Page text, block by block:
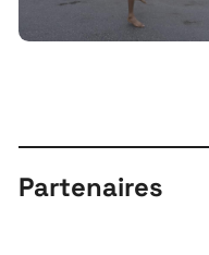
Partenaires